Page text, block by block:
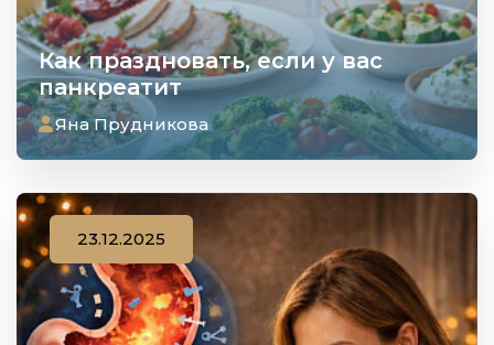
Как праздновать, если у вас
панкреатит
Яна Прудникова
23.12.2025